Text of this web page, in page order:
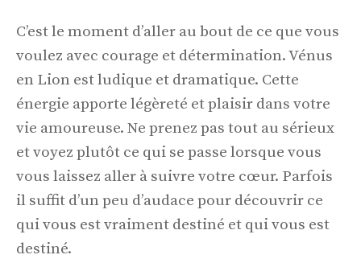
C’est le moment d’aller au bout de ce que vous
voulez avec courage et détermination. Vénus
en Lion est ludique et dramatique. Cette
énergie apporte légèreté et plaisir dans votre
vie amoureuse. Ne prenez pas tout au sérieux
et voyez plutôt ce qui se passe lorsque vous
vous laissez aller à suivre votre cœur. Parfois
il suffit d’un peu d’audace pour découvrir ce
qui vous est vraiment destiné et qui vous est
destiné.